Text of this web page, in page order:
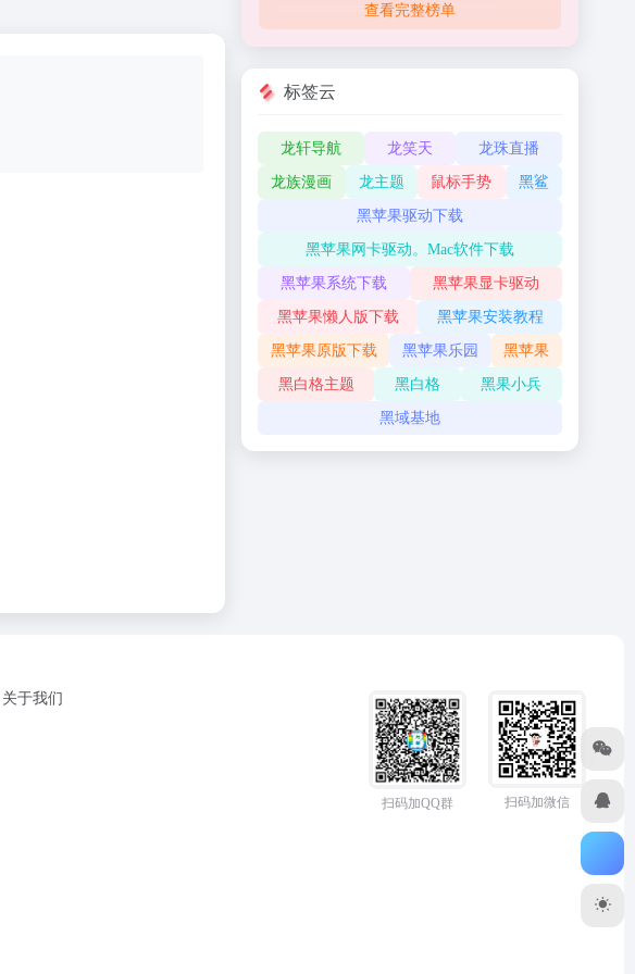
查看完整榜单
标签云
龙轩导航 龙笑天 龙珠直播
龙族漫画 龙主题 鼠标手势 黑鲨
黑苹果驱动下载
黑苹果网卡驱动。Mac软件下载
黑苹果系统下载 黑苹果显卡驱动
黑苹果懒人版下载 黑苹果安装教程
黑苹果原版下载 黑苹果乐园 黑苹果
黑白格主题 黑白格 黑果小兵
黑域基地
关于我们
扫码加QQ群 扫码加微信